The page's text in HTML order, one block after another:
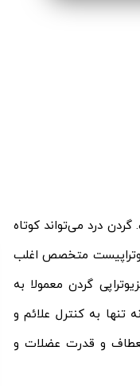
درد می‌تواند کوتاه
متخصص اغلب
گردن معمولا به
به کنترل علائم و
و قدرت عضلات و